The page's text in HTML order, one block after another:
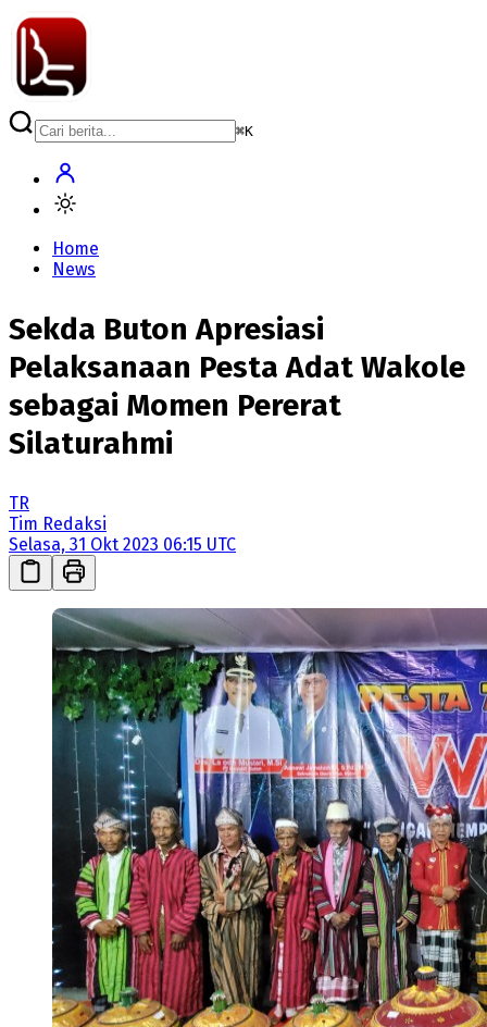
⌘K
Home
News
Sekda Buton Apresiasi
Pelaksanaan Pesta Adat Wakole
sebagai Momen Pererat
Silaturahmi
TR
Tim Redaksi
Selasa, 31 Okt 2023 06:15 UTC